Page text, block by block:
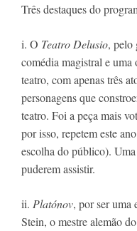
Três destaques do
i. O Teatro Delusio, pelo
comédia magistral e
teatro, com apenas três
personagens que
teatro. Foi a peça mais
por isso, repetem este
escolha do público).
puderem assistir.
ii. Platónov, por ser uma
Stein, o mestre alemão